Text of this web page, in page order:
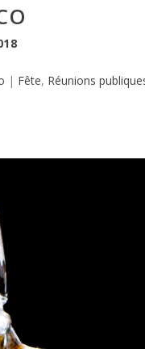
| Fête, Réunions